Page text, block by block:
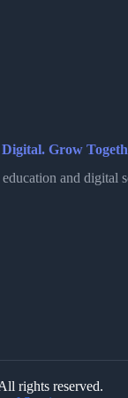
Grow
and digital
rights reserved.